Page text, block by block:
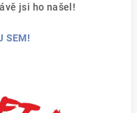
jsi ho našel!
SEM!